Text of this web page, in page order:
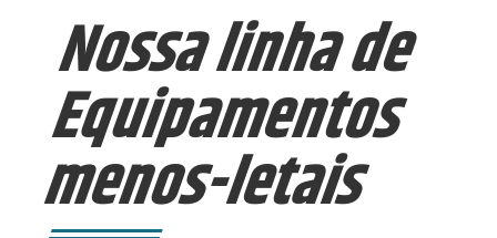
Nossa linha de
Equipamentos
menos-letais